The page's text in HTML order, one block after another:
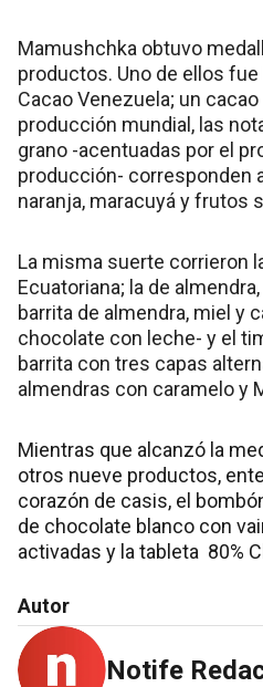
Mamushchka obtuvo
productos. Uno de ellos fue
Cacao Venezuela; un
producción mundial, las
grano -acentuadas por el
producción- corresponden
naranja, maracuyá y frutos
La misma suerte corrieron
Ecuatoriana; la de
barrita de almendra, miel y
chocolate con leche- y el
barrita con tres capas
almendras con caramelo y
Mientras que alcanzó la
otros nueve productos,
corazón de casis, el
de chocolate blanco con
activadas y la tableta 80%
Autor
Notife